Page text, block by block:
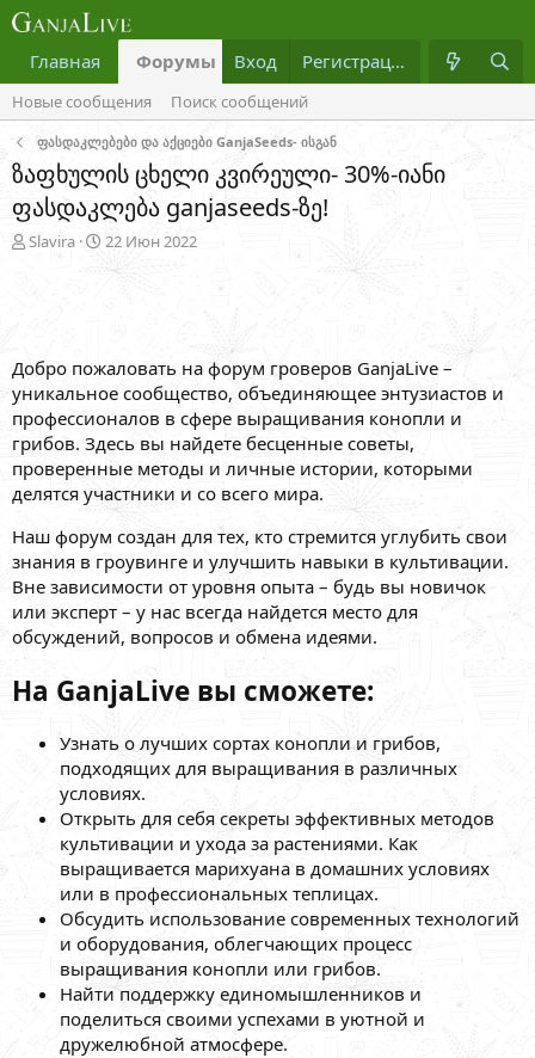
Главная Форумы Что нового? Медиа
Вход Регистрация
Новые сообщения Поиск сообщений
ფასდაკლებები და აქციები GanjaSeeds- ისგან
ზაფხულის ცხელი კვირეული- 30%-იანი
ფასდაკლება ganjaseeds-ზე!
А
е
м
ы
Slavira
Д
ч
а
л
22 Июн 2022
Добро пожаловать на форум гроверов GanjaLive –
уникальное сообщество, объединяющее энтузиастов и
профессионалов в сфере выращивания конопли и
грибов. Здесь вы найдете бесценные советы,
проверенные методы и личные истории, которыми
делятся участники и со всего мира.
Наш форум создан для тех, кто стремится углубить свои
знания в гроувинге и улучшить навыки в культивации.
Вне зависимости от уровня опыта – будь вы новичок
или эксперт – у нас всегда найдется место для
обсуждений, вопросов и обмена идеями.
На GanjaLive вы сможете:
Узнать о лучших сортах конопли и грибов,
подходящих для выращивания в различных
условиях.
Открыть для себя секреты эффективных методов
культивации и ухода за растениями. Как
выращивается марихуана в домашних условиях
или в профессиональных теплицах.
Обсудить использование современных технологий
и оборудования, облегчающих процесс
выращивания конопли или грибов.
Найти поддержку единомышленников и
поделиться своими успехами в уютной и
дружелюбной атмосфере.